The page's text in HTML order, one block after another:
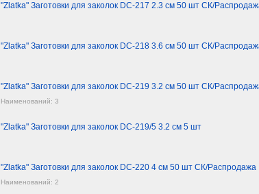
"Zlatka" Заготовки для заколок DC-217 2.3 см 50 шт СК/
"Zlatka" Заготовки для заколок DC-218 3.6 см 50 шт СК/
"Zlatka" Заготовки для заколок DC-219 3.2 см 50 шт СК/
Наименований: 3
"Zlatka" Заготовки для заколок DC-219/5 3.2 см 5 шт
"Zlatka" Заготовки для заколок DC-220 4 см 50 шт СК/Распродажа
Наименований: 2